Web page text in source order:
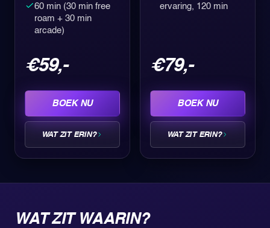
60 min (30 min free
roam + 30 min
arcade)
€59,-
BOEK NU
WAT ZIT ERIN?
ervaring, 120 min
€79,-
BOEK NU
WAT ZIT ERIN?
WAT ZIT WAARIN?